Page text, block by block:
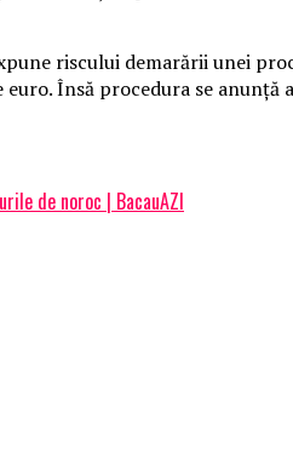
riscului demarării unei
Însă procedura se
de noroc | BacauAZI